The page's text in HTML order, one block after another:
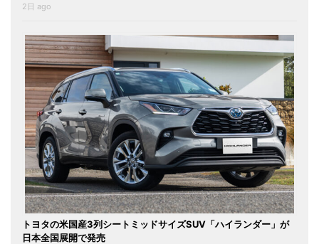
2日 ago
トヨタの米国産3列シートミッドサイズSUV「ハイランダー」が
日本全国展開で発売